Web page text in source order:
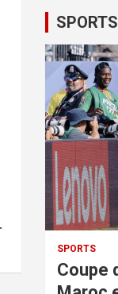
SPORTS
SPORTS
Coupe